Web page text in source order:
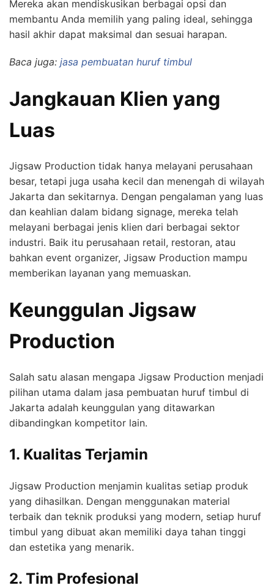
Mereka akan mendiskusikan berbagai opsi dan
membantu Anda memilih yang paling ideal, sehingga
hasil akhir dapat maksimal dan sesuai harapan.
Baca juga: jasa pembuatan huruf timbul
Jangkauan Klien yang
Luas
Jigsaw Production tidak hanya melayani perusahaan
besar, tetapi juga usaha kecil dan menengah di wilayah
Jakarta dan sekitarnya. Dengan pengalaman yang luas
dan keahlian dalam bidang signage, mereka telah
melayani berbagai jenis klien dari berbagai sektor
industri. Baik itu perusahaan retail, restoran, atau
bahkan event organizer, Jigsaw Production mampu
memberikan layanan yang memuaskan.
Keunggulan Jigsaw
Production
Salah satu alasan mengapa Jigsaw Production menjadi
pilihan utama dalam jasa pembuatan huruf timbul di
Jakarta adalah keunggulan yang ditawarkan
dibandingkan kompetitor lain.
1. Kualitas Terjamin
Jigsaw Production menjamin kualitas setiap produk
yang dihasilkan. Dengan menggunakan material
terbaik dan teknik produksi yang modern, setiap huruf
timbul yang dibuat akan memiliki daya tahan tinggi
dan estetika yang menarik.
2. Tim Profesional